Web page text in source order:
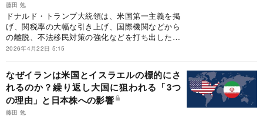
藤田 勉
ドナルド・トランプ大統領は、米国第一主義を掲
げ、関税率の大幅な引き上げ、国際機関などから
の離脱、不法移民対策の強化などを打ち出した。
トランプ関税が長期化した場合、日本最大の産業
られる。
2026年4月22日 5:15
なぜイランは米国とイスラエルの標的にさ
れるのか？繰り返し大国に狙われる「3つ
の理由」と日本株への影響
藤田 勉